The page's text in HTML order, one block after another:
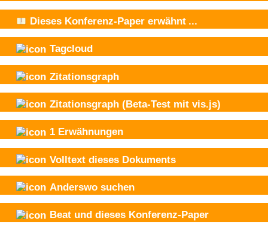
Dieses Konferenz-Paper erwähnt ...
Tagcloud
Zitationsgraph
Zitationsgraph (Beta-Test mit vis.js)
1 Erwähnungen
Volltext dieses Dokuments
Anderswo suchen
Beat und dieses Konferenz-Paper